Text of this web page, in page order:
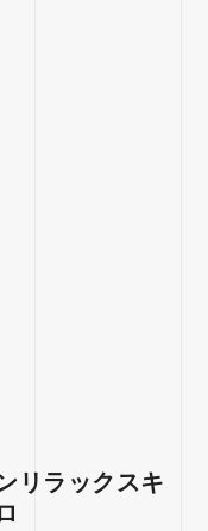
リラックスキ